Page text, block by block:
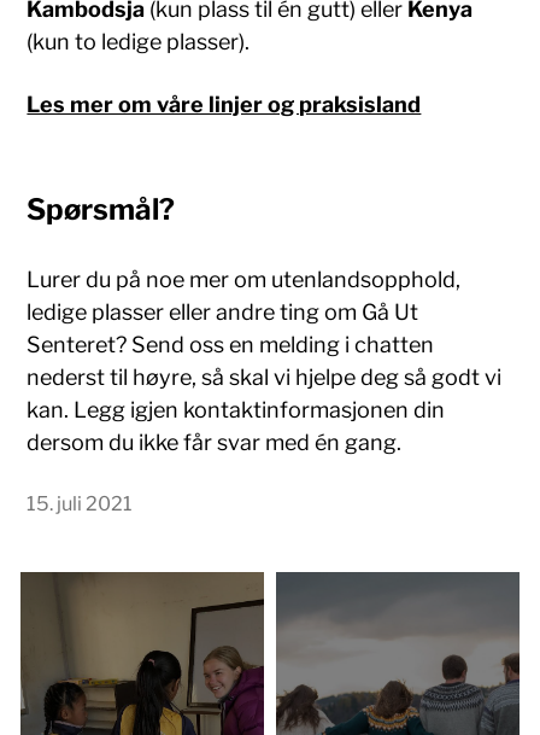
Kambodsja (kun plass til én gutt) eller Kenya
(kun to ledige plasser).
Les mer om våre linjer og praksisland
Spørsmål?
Lurer du på noe mer om utenlandsopphold,
ledige plasser eller andre ting om Gå Ut
Senteret? Send oss en melding i chatten
nederst til høyre, så skal vi hjelpe deg så godt vi
kan. Legg igjen kontaktinformasjonen din
dersom du ikke får svar med én gang.
15. juli 2021